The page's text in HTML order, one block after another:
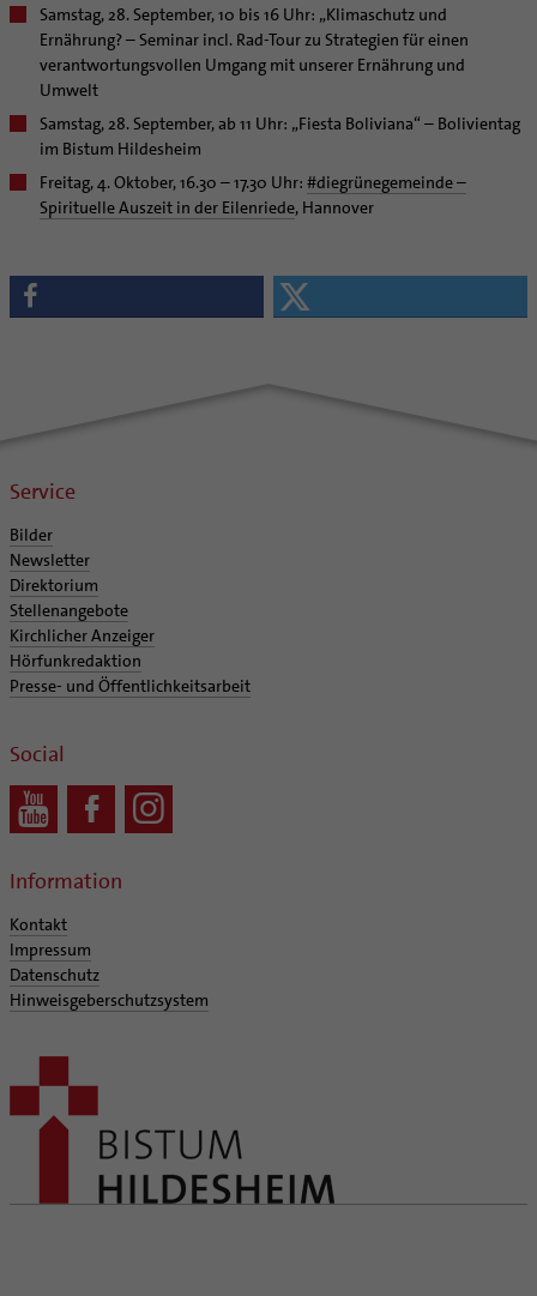
Samstag, 28. September, 10 bis 16 Uhr: „Klimaschutz und
Ernährung? – Seminar incl. Rad-Tour zu Strategien für einen
verantwortungsvollen Umgang mit unserer Ernährung und
Umwelt
Samstag, 28. September, ab 11 Uhr: „Fiesta Boliviana“ – Bolivientag
im Bistum Hildesheim
Freitag, 4. Oktober, 16.30 – 17.30 Uhr:#diegrünegemeinde –
Spirituelle Auszeit in der Eilenriede, Hannover
Service
Bilder
Newsletter
Direktorium
Stellenangebote
Kirchlicher Anzeiger
Hörfunkredaktion
Presse- und Öffentlichkeitsarbeit
Social
Information
Kontakt
Impressum
Datenschutz
Hinweisgeberschutzsystem